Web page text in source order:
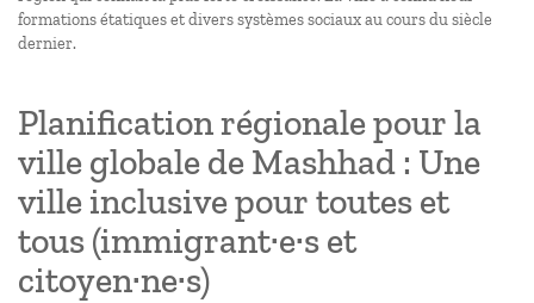
formations étatiques et divers systèmes sociaux au cours du siècle
dernier.
Planification régionale pour la
ville globale de Mashhad : Une
ville inclusive pour toutes et
tous (immigrant·e·s et
citoyen·ne·s)